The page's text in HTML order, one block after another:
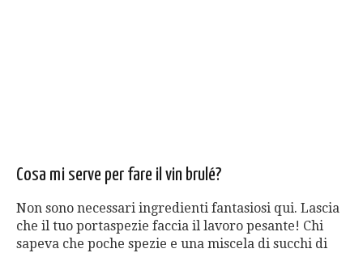
Cosa mi serve per fare il vin brulé?
Non sono necessari ingredienti fantasiosi qui. Lascia
che il tuo portaspezie faccia il lavoro pesante! Chi
sapeva che poche spezie e una miscela di succhi di